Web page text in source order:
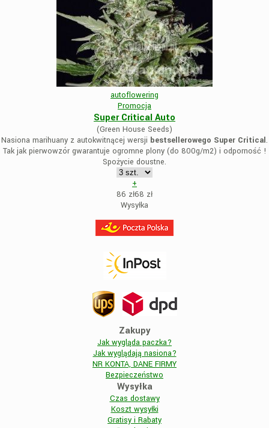
autoflowering
Promocja
Super Critical Auto
(Green House Seeds)
Nasiona marihuany z autokwitnącej wersji bestsellerowego Super Critical.
Tak jak pierwowzór gwarantuje ogromne plony (do 800g/m2) i odporność !
Spożycie doustne.
+
86 zł68 zł
Wysyłka
Zakupy
Jak wygląda paczka?
Jak wyglądają nasiona?
NR KONTA, DANE FIRMY
Bezpieczeństwo
Wysyłka
Czas dostawy
Koszt wysyłki
Gratisy i Rabaty